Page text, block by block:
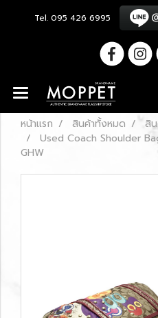
Tel. 095 426 6995
หน้าแรก สินค้าทั้งหมด
สิ
Used Coach Shoulder
GHW